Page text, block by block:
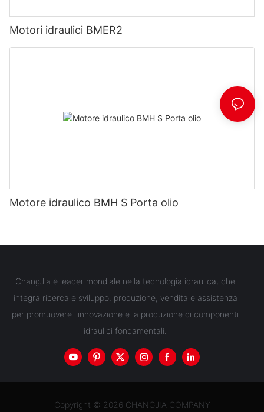
Motori idraulici BMER2
Motore idraulico BMH S Porta olio
ChangJia è leader mondiale nella tecnologia idraulica, che
integra ricerca e sviluppo, produzione, vendita e assistenza
per promuovere l'innovazione e la produzione di componenti
idraulici fondamentali.
Copyright © 2026 CHANGJIA COMPANY